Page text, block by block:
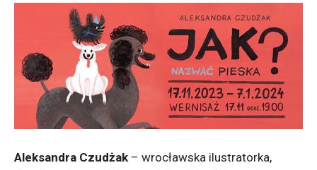
Aleksandra Czudżak – wrocławska ilustratorka,